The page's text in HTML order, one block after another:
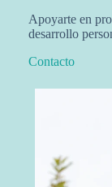
Apoyarte en
desarrollo
Contacto